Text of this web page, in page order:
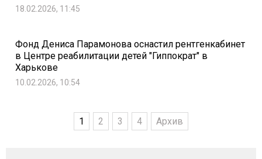
18.02.2026, 11:45
Фонд Дениса Парамонова оснастил рентгенкабинет
в Центре реабилитации детей "Гиппократ" в
Харькове
10.02.2026, 10:54
1 2 3 4 Архив